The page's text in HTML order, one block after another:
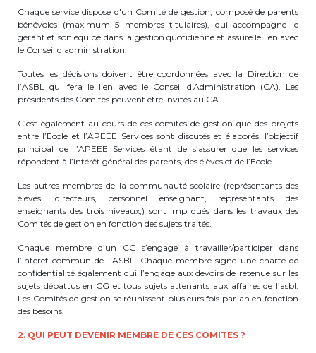
BE77 3100 8642 2642
Chaque service dispose d'un Comité de gestion, composé de parents
bénévoles (maximum 5 membres titulaires), qui accompagne le
gérant et son équipe dans la gestion quotidienne et assure le lien avec
le Conseil d'administration.
Toutes les décisions doivent être coordonnées avec la Direction de
l’ASBL qui fera le lien avec le Conseil d'Administration (CA). Les
présidents des Comités peuvent être invités au CA.
C’est également au cours de ces comités de gestion que des projets
entre l’Ecole et l’APEEE Services sont discutés et élaborés, l’objectif
principal de l’APEEE Services étant de s’assurer que les services
répondent à l’intérêt général des parents, des élèves et de l’Ecole.
Les autres membres de la communauté scolaire (représentants des
élèves, directeurs, personnel enseignant, représentants des
enseignants des trois niveaux,) sont impliqués dans les travaux des
Comités de gestion en fonction des sujets traités.
Chaque membre d’un CG s’engage à travailler/participer dans
l’intérêt commun de l’ASBL. Chaque membre signe une charte de
confidentialité également qui l’engage aux devoirs de retenue sur les
sujets débattus en CG et tous sujets attenants aux affaires de l’asbl.
Les Comités de gestion se réunissent plusieurs fois par an en fonction
des besoins.
2. QUI PEUT DEVENIR MEMBRE DE CES COMITES ?